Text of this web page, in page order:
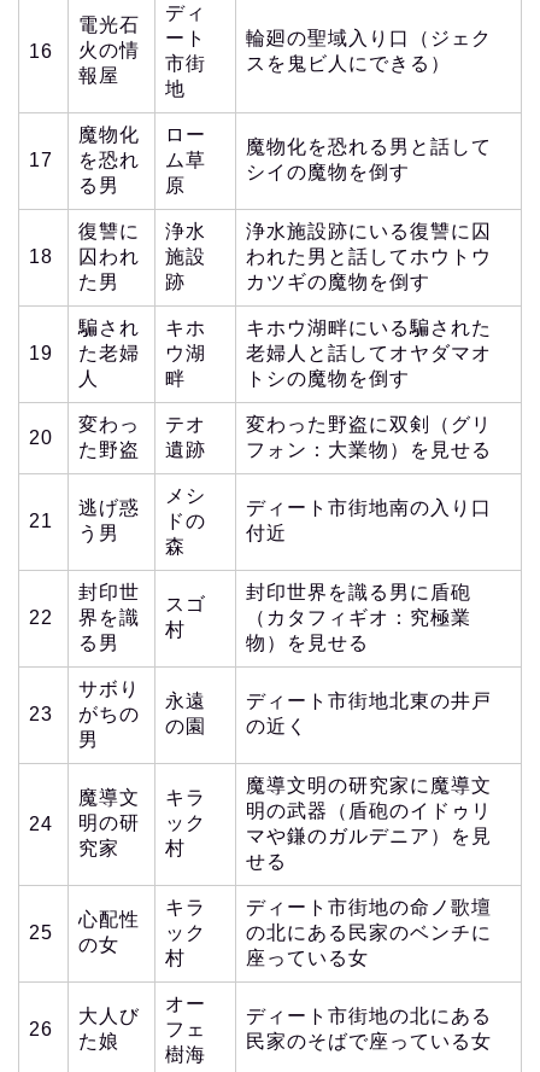
16
電光石
火の情
報屋
ディ
ート
市街
地
輪廻の聖域入り口（ジェク
スを鬼ビ人にできる）
17
魔物化
を恐れ
る男
ロー
ム草
原
魔物化を恐れる男と話して
シイの魔物を倒す
18
復讐に
囚われ
た男
浄水
施設
跡
浄水施設跡にいる復讐に囚
われた男と話してホウトウ
カツギの魔物を倒す
19
騙され
た老婦
人
キホ
ウ湖
畔
キホウ湖畔にいる騙された
老婦人と話してオヤダマオ
トシの魔物を倒す
20
変わっ
た野盗
テオ
遺跡
変わった野盗に双剣（グリ
フォン：大業物）を見せる
21
逃げ惑
う男
メシ
ドの
森
ディート市街地南の入り口
付近
22
封印世
界を識
る男
スゴ
村
封印世界を識る男に盾砲
（カタフィギオ：究極業
物）を見せる
23
サボり
がちの
男
永遠
の園
ディート市街地北東の井戸
の近く
24
魔導文
明の研
究家
キラ
ック
村
魔導文明の研究家に魔導文
明の武器（盾砲のイドゥリ
マや鎌のガルデニア）を見
せる
25
心配性
の女
キラ
ック
村
ディート市街地の命ノ歌壇
の北にある民家のベンチに
座っている女
26
大人び
た娘
オー
フェ
樹海
ディート市街地の北にある
民家のそばで座っている女